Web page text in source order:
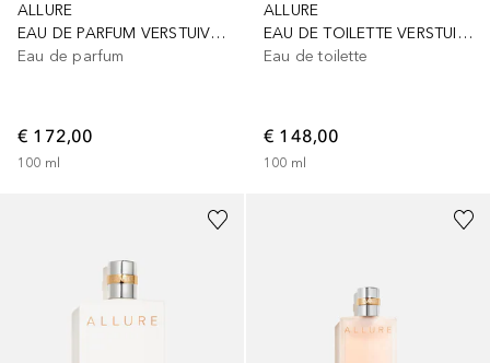
ALLURE
EAU DE PARFUM VERSTUIVER
Eau de parfum
€ 172,00
100 ml
ALLURE
EAU DE TOILETTE VERSTUIVER
Eau de toilette
€ 148,00
100 ml